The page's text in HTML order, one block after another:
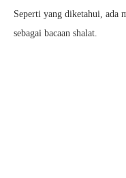
Seperti yang diketahui, ada
sebagai bacaan shalat.